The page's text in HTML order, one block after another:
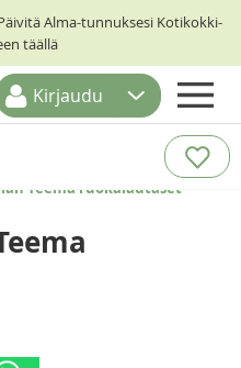
Alma-tunnuksesi Kotikokki-
täällä
Kirjaudu
Teema ruokalautaset